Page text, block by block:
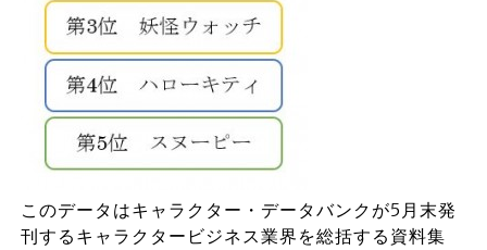
このデータはキャラクター・データバンクが5月末発
刊するキャラクタービジネス業界を総括する資料集